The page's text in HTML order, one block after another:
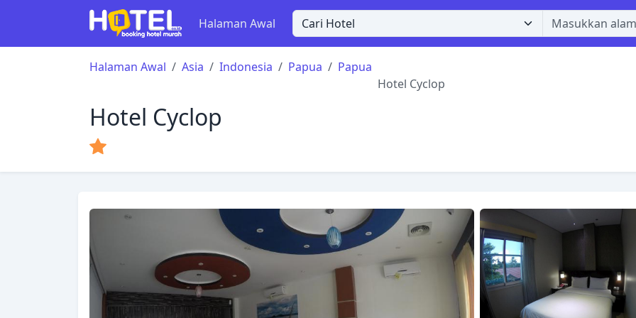
Halaman Awal
Halaman Awal Asia Indonesia Papua
Papua
Hotel Cyclop
Hotel Cyclop